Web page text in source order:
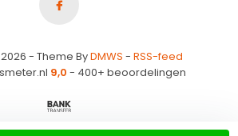
- Theme ByDMWS - RSS-feed
9,0 - 400+ beoordelingen